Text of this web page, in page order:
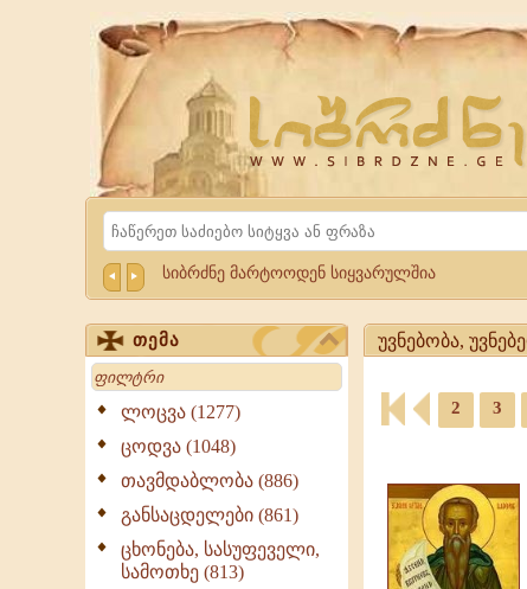
Website
Sibrdzne.ge
Search
სიბრძნე მარტოოდენ სიყვარულშია
თემა
Search
ლოცვა (1277)
ცოდვა (1048)
თავმდაბლობა (886)
განსაცდელები (861)
ცხონება, სასუფეველი,
სამოთხე (813)
უვნებობა,
უვნებელობა
უვნებობა,
უვნებელობა,
გამონათქვამები
გამონათქვამები
2 3